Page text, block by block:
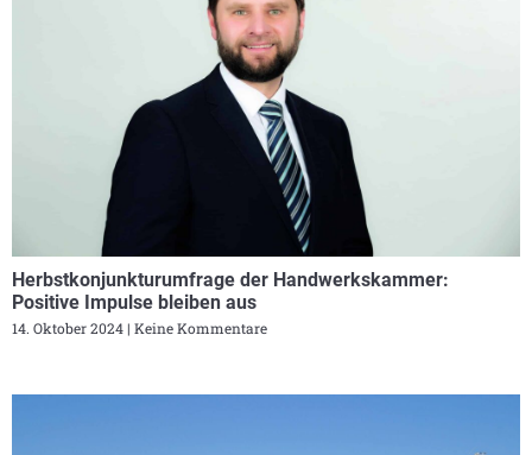
Herbstkonjunkturumfrage der Handwerkskammer:
Positive Impulse bleiben aus
14. Oktober 2024 Keine Kommentare